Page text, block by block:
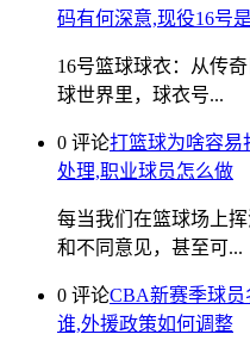
码有何深意,现役16号
16号篮球球衣：从传
球世界里，球衣号...
0 评论打篮球为啥容易
处理,职业球员怎么做
每当我们在篮球场上
和不同意见，甚至可...
0 评论CBA新赛季球
谁,外援政策如何调整